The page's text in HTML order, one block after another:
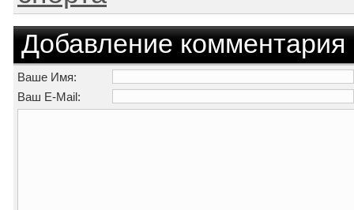
Добавление комментария
Ваше Имя:
Ваш E-Mail: